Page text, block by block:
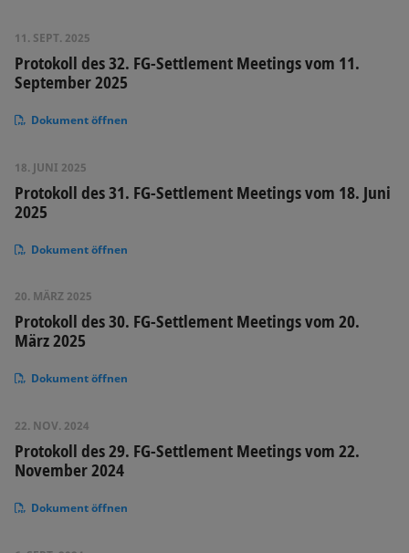
11. SEPT. 2025
Protokoll des 32. FG-Settlement Meetings vom 11.
September 2025
Dokument öffnen
18. JUNI 2025
Protokoll des 31. FG-Settlement Meetings vom 18. Juni
2025
Dokument öffnen
20. MÄRZ 2025
Protokoll des 30. FG-Settlement Meetings vom 20.
März 2025
Dokument öffnen
22. NOV. 2024
Protokoll des 29. FG-Settlement Meetings vom 22.
November 2024
Dokument öffnen